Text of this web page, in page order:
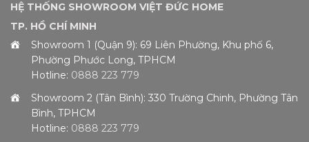
HỆ THỐNG SHOWROOM VIỆT ĐỨC HOME
TP. HỒ CHÍ MINH
Showroom 1 (Quận 9): 69 Liên Phường, Khu phố 6,
Phường Phước Long, TPHCM
Hotline: 0888 223 779
Showroom 2 (Tân Bình): 330 Trường Chinh, Phường Tân
Bình, TPHCM
Hotline: 0888 223 779